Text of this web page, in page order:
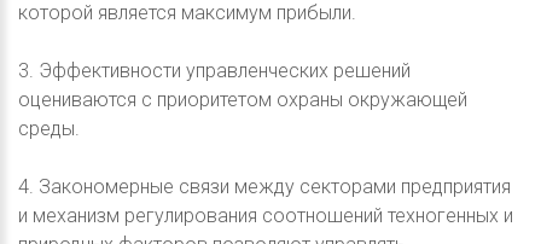
которой является максимум прибыли.
3. Эффективности управленческих решений
оцениваются с приоритетом охраны окружающей
среды.
4. Закономерные связи между секторами предприятия
и механизм регулирования соотношений техногенных и